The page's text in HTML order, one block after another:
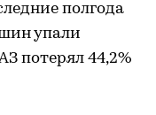
полгода
упали
потерял 44,2%